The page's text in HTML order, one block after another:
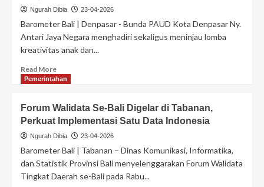
Ngurah Dibia 23-04-2026
Barometer Bali | Denpasar - Bunda PAUD Kota Denpasar Ny.
Antari Jaya Negara menghadiri sekaligus meninjau lomba
kreativitas anak dan...
Read More
Pemerintahan
Forum Walidata Se-Bali Digelar di Tabanan,
Perkuat Implementasi Satu Data Indonesia
Ngurah Dibia 23-04-2026
Barometer Bali | Tabanan – Dinas Komunikasi, Informatika,
dan Statistik Provinsi Bali menyelenggarakan Forum Walidata
Tingkat Daerah se-Bali pada Rabu...